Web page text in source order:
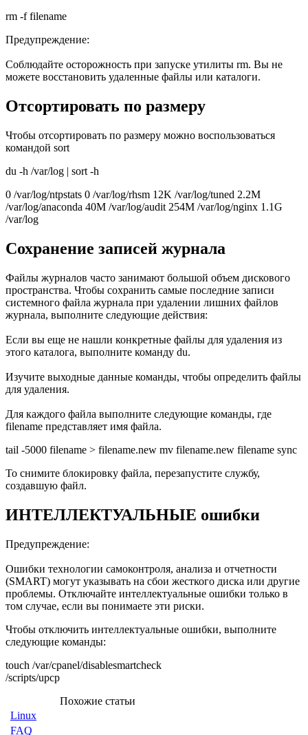
rm -f filename
Предупреждение:
Соблюдайте осторожность при запуске утилиты rm. Вы не
можете восстановить удаленные файлы или каталоги.
Отсортировать по размеру
Чтобы отсортировать по размеру можно воспользоваться
командой sort
du -h /var/log | sort -h
0 /var/log/ntpstats 0 /var/log/rhsm 12K /var/log/tuned 2.2M
/var/log/anaconda 40M /var/log/audit 254M /var/log/nginx 1.1G
/var/log
Сохранение записей журнала
Файлы журналов часто занимают большой объем дискового
пространства. Чтобы сохранить самые последние записи
системного файла журнала при удалении лишних файлов
журнала, выполните следующие действия:
Если вы еще не нашли конкретные файлы для удаления из
этого каталога, выполните команду du.
Изучите выходные данные команды, чтобы определить файлы
для удаления.
Для каждого файла выполните следующие команды, где
filename представляет имя файла.
tail -5000 filename > filename.new mv filename.new filename sync
To снимите блокировку файла, перезапустите службу,
создавшую файл.
ИНТЕЛЛЕКТУАЛЬНЫЕ ошибки
Предупреждение:
Ошибки технологии самоконтроля, анализа и отчетности
(SMART) могут указывать на сбои жесткого диска или другие
проблемы. Отключайте интеллектуальные ошибки только в
том случае, если вы понимаете эти риски.
Чтобы отключить интеллектуальные ошибки, выполните
следующие команды:
touch /var/cpanel/disablesmartcheck
/scripts/upcp
Похожие статьи
Linux
FAQ